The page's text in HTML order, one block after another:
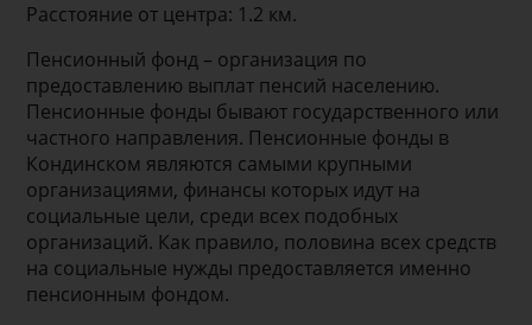
Расстояние от центра: 1.2 км.
Пенсионный фонд – организация по
предоставлению выплат пенсий населению.
Пенсионные фонды бывают государственного или
частного направления. Пенсионные фонды в
Кондинском являются самыми крупными
организациями, финансы которых идут на
социальные цели, среди всех подобных
организаций. Как правило, половина всех средств
на социальные нужды предоставляется именно
пенсионным фондом.